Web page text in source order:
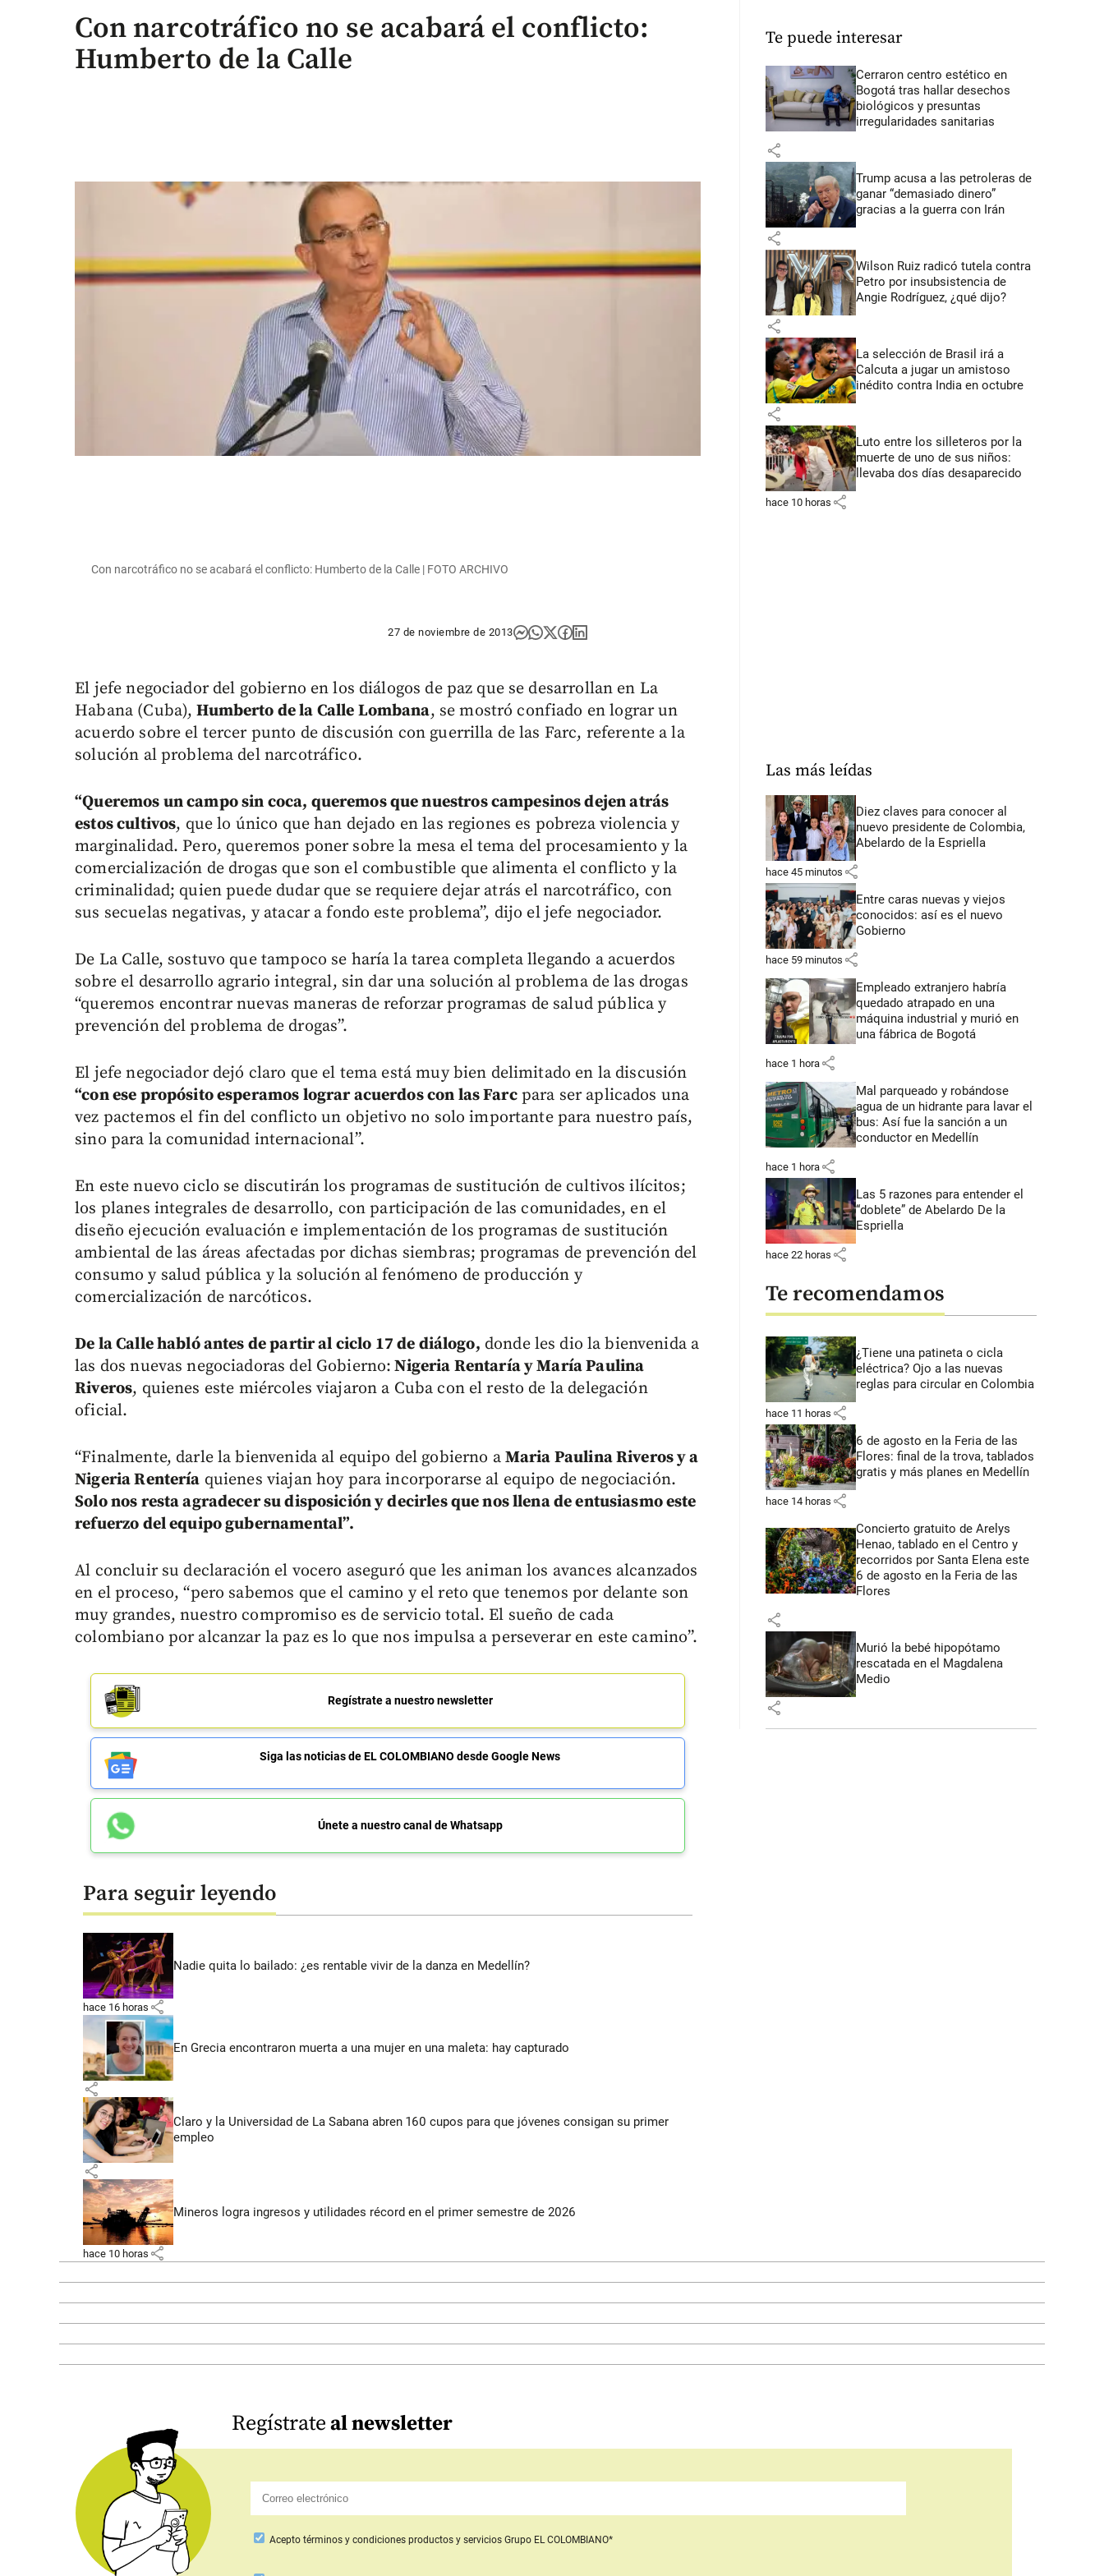
Con narcotráfico no se acabará el conflicto:
Humberto de la Calle
Con narcotráfico no se acabará el conflicto: Humberto de la Calle | FOTO ARCHIVO
27 de noviembre de 2013
El jefe negociador del gobierno en los diálogos de paz que se desarrollan en La
Habana (Cuba),Humberto de la Calle Lombana, se mostró confiado en lograr un
acuerdo sobre el tercer punto de discusión con guerrilla de las Farc, referente a la
solución al problema del narcotráfico.
“Queremos un campo sin coca, queremos que nuestros campesinos dejen atrás
estos cultivos, que lo único que han dejado en las regiones es pobreza violencia y
marginalidad. Pero, queremos poner sobre la mesa el tema del procesamiento y la
comercialización de drogas que son el combustible que alimenta el conflicto y la
criminalidad; quien puede dudar que se requiere dejar atrás el narcotráfico, con
sus secuelas negativas, y atacar a fondo este problema”, dijo el jefe negociador.
De La Calle, sostuvo que tampoco se haría la tarea completa llegando a acuerdos
sobre el desarrollo agrario integral, sin dar una solución al problema de las drogas
“queremos encontrar nuevas maneras de reforzar programas de salud pública y
prevención del problema de drogas”.
El jefe negociador dejó claro que el tema está muy bien delimitado en la discusión
“con ese propósito esperamos lograr acuerdos con las Farcpara ser aplicados una
vez pactemos el fin del conflicto un objetivo no solo importante para nuestro país,
sino para la comunidad internacional”.
En este nuevo ciclo se discutirán los programas de sustitución de cultivos ilícitos;
los planes integrales de desarrollo, con participación de las comunidades, en el
diseño ejecución evaluación e implementación de los programas de sustitución
ambiental de las áreas afectadas por dichas siembras; programas de prevención del
consumo y salud pública y la solución al fenómeno de producción y
comercialización de narcóticos.
De la Calle habló antes de partir al ciclo 17 de diálogo, donde les dio la bienvenida a
las dos nuevas negociadoras del Gobierno: Nigeria Rentaría y María Paulina
Riveros, quienes este miércoles viajaron a Cuba con el resto de la delegación
oficial.
“Finalmente, darle la bienvenida al equipo del gobierno a Maria Paulina Riveros y a
Nigeria Rentería quienes viajan hoy para incorporarse al equipo de negociación.
Solo nos resta agradecer su disposición y decirles que nos llena de entusiasmo este
refuerzo del equipo gubernamental”.
Al concluir su declaración el vocero aseguró que les animan los avances alcanzados
en el proceso, “pero sabemos que el camino y el reto que tenemos por delante son
muy grandes, nuestro compromiso es de servicio total. El sueño de cada
colombiano por alcanzar la paz es lo que nos impulsa a perseverar en este camino”.
Regístrate a nuestro newsletter
Siga las noticias de EL COLOMBIANO desde Google News
Únete a nuestro canal de Whatsapp
Para seguir leyendo
Nadie quita lo bailado: ¿es rentable vivir de la danza en Medellín?
hace 16 horas share
En Grecia encontraron muerta a una mujer en una maleta: hay capturado
share
Claro y la Universidad de La Sabana abren 160 cupos para que jóvenes consigan su primer
empleo
share
Mineros logra ingresos y utilidades récord en el primer semestre de 2026
hace 10 horas share
Te puede interesar
Cerraron centro estético en
Bogotá tras hallar desechos
biológicos y presuntas
irregularidades sanitarias
share
Trump acusa a las petroleras de
ganar “demasiado dinero”
gracias a la guerra con Irán
share
Wilson Ruiz radicó tutela contra
Petro por insubsistencia de
Angie Rodríguez, ¿qué dijo?
share
La selección de Brasil irá a
Calcuta a jugar un amistoso
inédito contra India en octubre
share
Luto entre los silleteros por la
muerte de uno de sus niños:
llevaba dos días desaparecido
hace 10 horas share
Las más leídas
Diez claves para conocer al
nuevo presidente de Colombia,
Abelardo de la Espriella
hace 45 minutos share
Entre caras nuevas y viejos
conocidos: así es el nuevo
Gobierno
hace 59 minutos share
Empleado extranjero habría
quedado atrapado en una
máquina industrial y murió en
una fábrica de Bogotá
hace 1 hora share
Mal parqueado y robándose
agua de un hidrante para lavar el
bus: Así fue la sanción a un
conductor en Medellín
hace 1 hora share
Las 5 razones para entender el
“doblete” de Abelardo De la
Espriella
hace 22 horas share
Te recomendamos
¿Tiene una patineta o cicla
eléctrica? Ojo a las nuevas
reglas para circular en Colombia
hace 11 horas share
6 de agosto en la Feria de las
Flores: final de la trova, tablados
gratis y más planes en Medellín
hace 14 horas share
Concierto gratuito de Arelys
Henao, tablado en el Centro y
recorridos por Santa Elena este
6 de agosto en la Feria de las
Flores
share
Murió la bebé hipopótamo
rescatada en el Magdalena
Medio
share
Regístrateal newsletter
Acepto términos y condiciones productos y servicios Grupo EL COLOMBIANO*